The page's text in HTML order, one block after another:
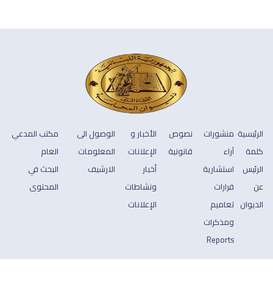
الرئيسية
كلمة
الرئيس
عن
الديوان
منشورات
آراء
استشارية
قرارات
تعاميم
ومذكرات
Reports
نصوص
قانونية
الأخبار و
الإعلانات
أخبار
ونشاطات
الإعلانات
الوصول الى
المعلومات
الارشيف
مكتب المدعي
العام
البحث في
المحتوى